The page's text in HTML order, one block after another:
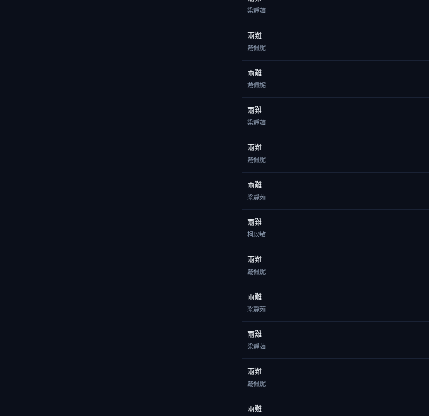
梁靜茹
兩難
戴佩妮
兩難
戴佩妮
兩難
梁靜茹
兩難
戴佩妮
兩難
梁靜茹
兩難
柯以敏
兩難
戴佩妮
兩難
梁靜茹
兩難
梁靜茹
兩難
戴佩妮
兩難